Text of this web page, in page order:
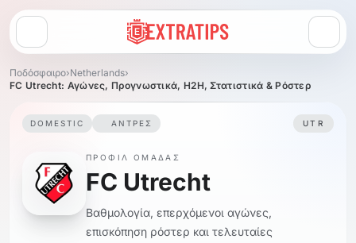
Άνοιγμα μενού
Ποδόσφαιρο›Netherlands›
FC Utrecht: Αγώνες, Προγνωστικά, H2H, Στατιστικά & Ρόστερ
DOMESTIC ΆΝΤΡΕΣ UTR
ΠΡΟΦΊΛ ΟΜΆΔΑΣ
FC Utrecht
Βαθμολογία, επερχόμενοι αγώνες,
επισκόπηση ρόστερ και τελευταίες